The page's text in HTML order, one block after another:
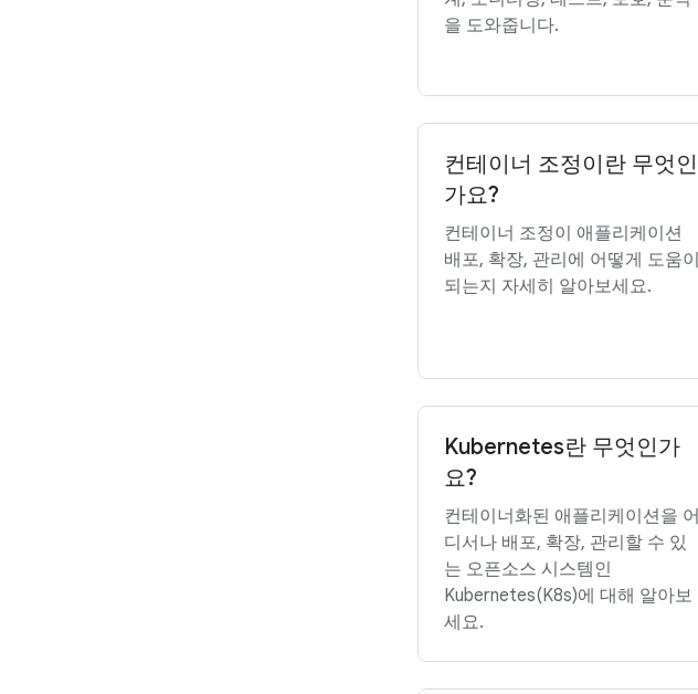
을 도와줍니다.
컨테이너 조정이란 무엇인
가요?
컨테이너 조정이 애플리케이션
배포, 확장, 관리에 어떻게 도움이
되는지 자세히 알아보세요.
Kubernetes란 무엇인가
요?
컨테이너화된 애플리케이션을 어
디서나 배포, 확장, 관리할 수 있
는 오픈소스 시스템인
Kubernetes(K8s)에 대해 알아보
세요.